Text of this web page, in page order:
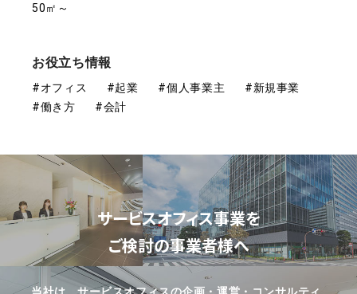
50㎡～
お役立ち情報
#オフィス #起業 #個人事業主
#新規事業
#働き方
#会計
サービスオフィス事業を
ご検討の事業者様へ